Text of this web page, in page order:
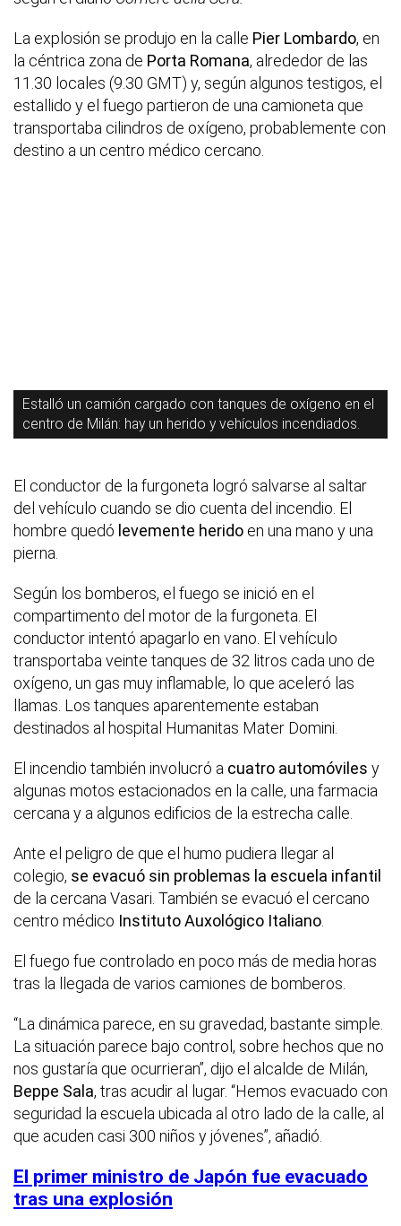
La explosión se produjo en la calle Pier Lombardo, en
la céntrica zona de Porta Romana, alrededor de las
11.30 locales (9.30 GMT) y, según algunos testigos, el
estallido y el fuego partieron de una camioneta que
transportaba cilindros de oxígeno, probablemente con
destino a un centro médico cercano.
Estalló un camión cargado con tanques de oxígeno en el
centro de Milán: hay un herido y vehículos incendiados.
El conductor de la furgoneta logró salvarse al saltar
del vehículo cuando se dio cuenta del incendio. El
hombre quedó levemente herido en una mano y una
pierna.
Según los bomberos, el fuego se inició en el
compartimento del motor de la furgoneta. El
conductor intentó apagarlo en vano. El vehículo
transportaba veinte tanques de 32 litros cada uno de
oxígeno, un gas muy inflamable, lo que aceleró las
llamas. Los tanques aparentemente estaban
destinados al hospital Humanitas Mater Domini.
El incendio también involucró a cuatro automóviles y
algunas motos estacionados en la calle, una farmacia
cercana y a algunos edificios de la estrecha calle.
Ante el peligro de que el humo pudiera llegar al
colegio, se evacuó sin problemas la escuela infantil
de la cercana Vasari. También se evacuó el cercano
centro médico Instituto Auxológico Italiano.
El fuego fue controlado en poco más de media horas
tras la llegada de varios camiones de bomberos.
“La dinámica parece, en su gravedad, bastante simple.
La situación parece bajo control, sobre hechos que no
nos gustaría que ocurrieran”, dijo el alcalde de Milán,
Beppe Sala, tras acudir al lugar. “Hemos evacuado con
seguridad la escuela ubicada al otro lado de la calle, al
que acuden casi 300 niños y jóvenes”, añadió.
El primer ministro de Japón fue evacuado
tras una explosión